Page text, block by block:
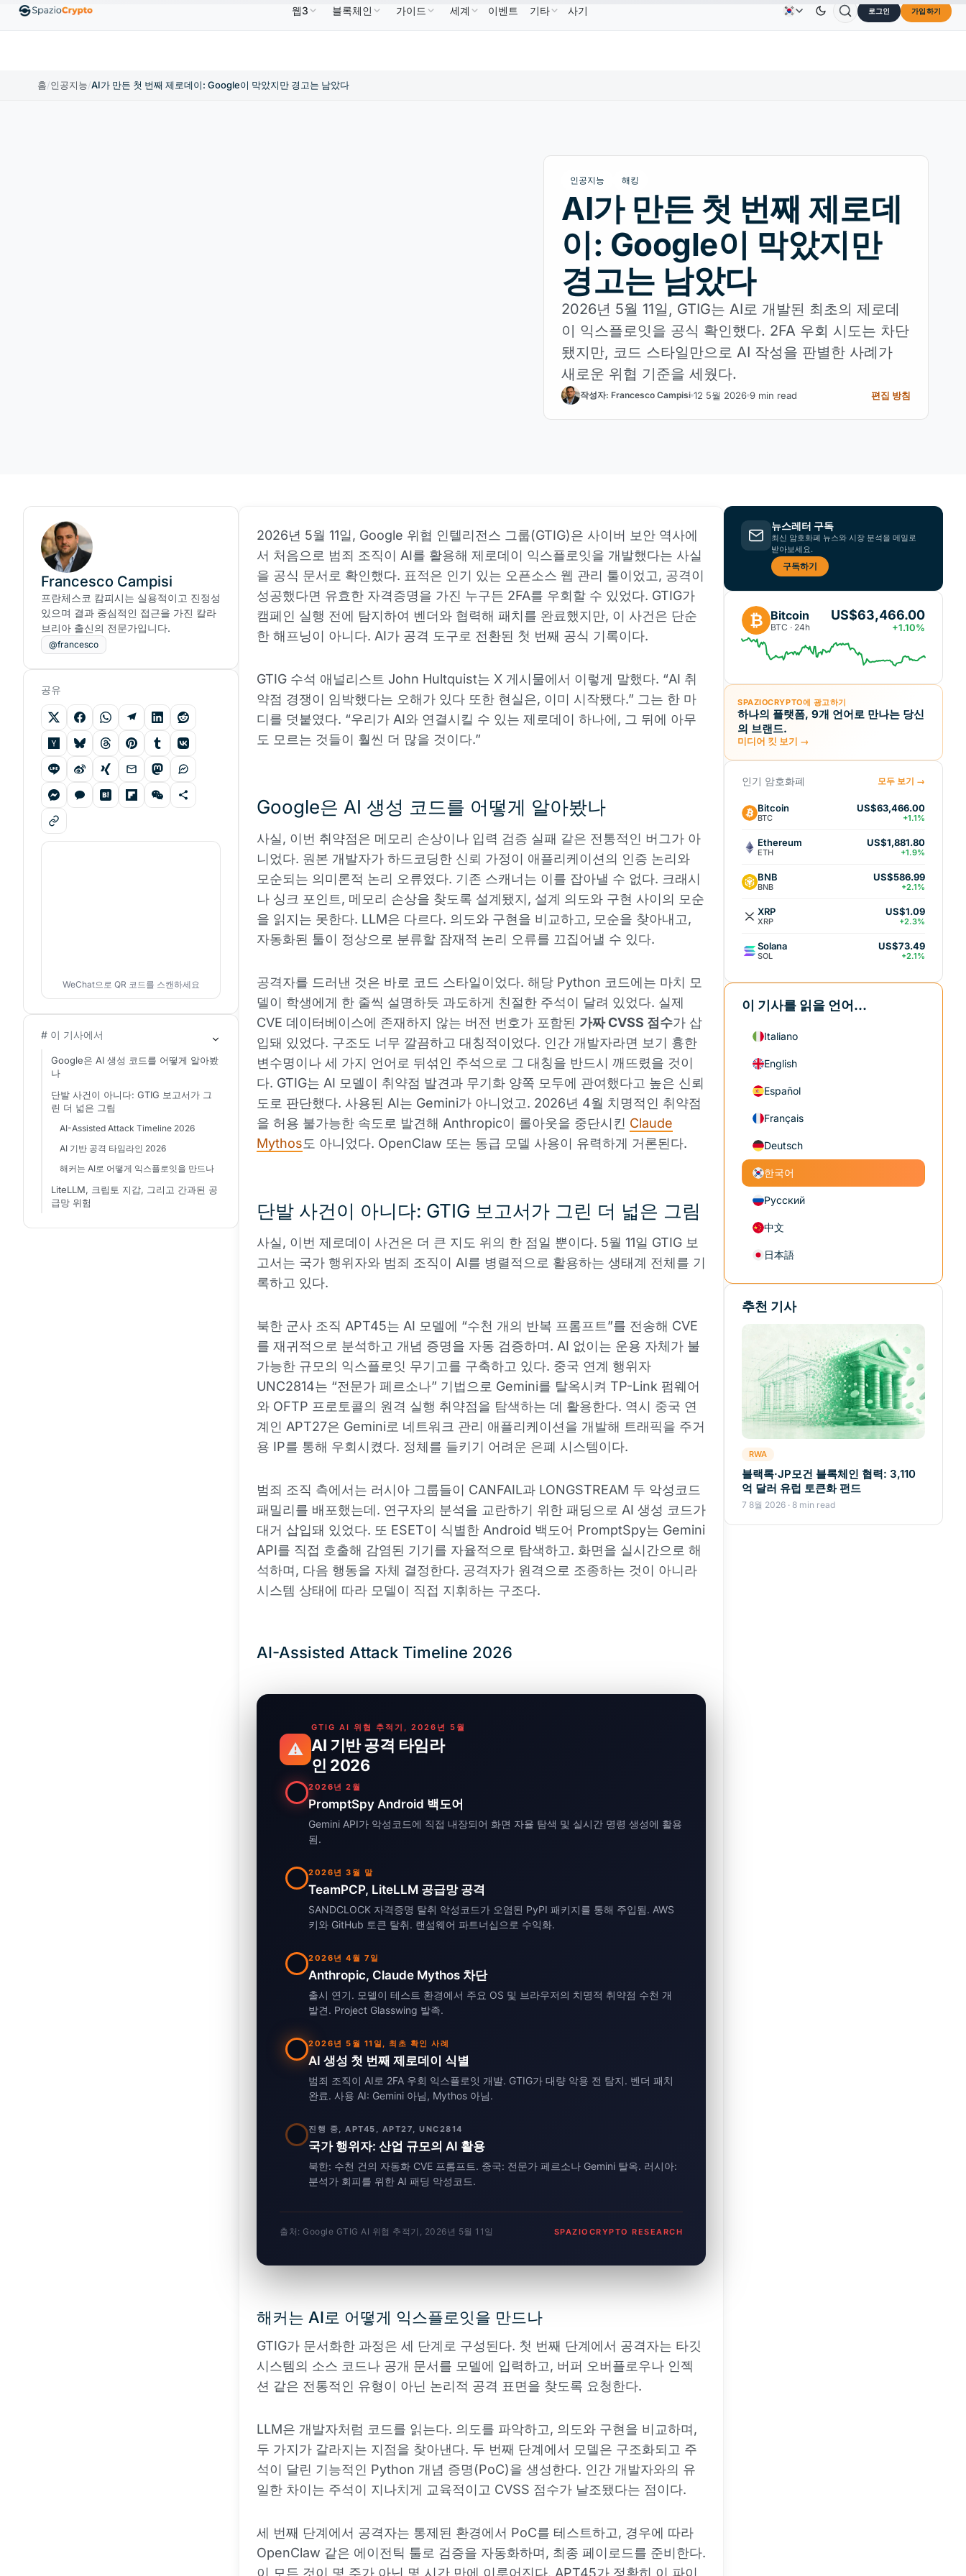
↑1.10% EthereumETHUS$1,880.58 ↑0.00% BNB BNBUS$586.64 ↑2.10% USDCUSDC US$0.9995 ↑0.00% XRPXRP TRON TRXUS$0.3264 ↓0.30% Dogecoin DOGE
문의하기회사 소개
웹3 블록체인 가이드 세계 이벤트 기타 사기 로그인 가입하기
홈/인공지능/AI가 만든 첫 번째 제로데이: Google이 막았지만 경고는 남았다
인공지능 해킹
AI가 만든 첫 번째 제로데
이: Google이 막았지만
경고는 남았다
2026년 5월 11일, GTIG는 AI로 개발된 최초의 제로데
이 익스플로잇을 공식 확인했다. 2FA 우회 시도는 차단
됐지만, 코드 스타일만으로 AI 작성을 판별한 사례가
새로운 위협 기준을 세웠다.
작성자: Francesco Campisi 12 5월 2026 9 min read 편집 방침
2026년 5월 11일, Google 위협 인텔리전스 그룹(GTIG)은 사이버 보안 역사에
서 처음으로 범죄 조직이 AI를 활용해 제로데이 익스플로잇을 개발했다는 사실
을 공식 문서로 확인했다. 표적은 인기 있는 오픈소스 웹 관리 툴이었고, 공격이
성공했다면 유효한 자격증명을 가진 누구든 2FA를 우회할 수 있었다. GTIG가
캠페인 실행 전에 탐지하여 벤더와 협력해 패치를 완료했지만, 이 사건은 단순
한 해프닝이 아니다. AI가 공격 도구로 전환된 첫 번째 공식 기록이다.
GTIG 수석 애널리스트 John Hultquist는 X 게시물에서 이렇게 말했다. “AI 취
약점 경쟁이 임박했다는 오해가 있다 또한 현실은, 이미 시작됐다.” 그는 한 마
디를 덧붙였다. “우리가 AI와 연결시킬 수 있는 제로데이 하나에, 그 뒤에 아무
도 모르는 것들이 훨씬 더 많을 것이다.”
Google은 AI 생성 코드를 어떻게 알아봤나
사실, 이번 취약점은 메모리 손상이나 입력 검증 실패 같은 전통적인 버그가 아
니었다. 원본 개발자가 하드코딩한 신뢰 가정이 애플리케이션의 인증 논리와
모순되는 의미론적 논리 오류였다. 기존 스캐너는 이를 잡아낼 수 없다. 크래시
나 싱크 포인트, 메모리 손상을 찾도록 설계됐지, 설계 의도와 구현 사이의 모순
을 읽지는 못한다. LLM은 다르다. 의도와 구현을 비교하고, 모순을 찾아내고,
자동화된 툴이 정상으로 분류할 잠재적 논리 오류를 끄집어낼 수 있다.
공격자를 드러낸 것은 바로 코드 스타일이었다. 해당 Python 코드에는 마치 모
델이 학생에게 한 줄씩 설명하듯 과도하게 친절한 주석이 달려 있었다. 실제
CVE 데이터베이스에 존재하지 않는 버전 번호가 포함된 가짜 CVSS 점수가 삽
입돼 있었다. 구조도 너무 깔끔하고 대칭적이었다. 인간 개발자라면 보기 흉한
변수명이나 세 가지 언어로 뒤섞인 주석으로 그 대칭을 반드시 깨뜨렸을 것이
다. GTIG는 AI 모델이 취약점 발견과 무기화 양쪽 모두에 관여했다고 높은 신뢰
도로 판단했다. 사용된 AI는 Gemini가 아니었고. 2026년 4월 치명적인 취약점
을 허용 불가능한 속도로 발견해 Anthropic이 롤아웃을 중단시킨 Claude
Mythos도 아니었다. OpenClaw 또는 동급 모델 사용이 유력하게 거론된다.
단발 사건이 아니다: GTIG 보고서가 그린 더 넓은 그림
사실, 이번 제로데이 사건은 더 큰 지도 위의 한 점일 뿐이다. 5월 11일 GTIG 보
고서는 국가 행위자와 범죄 조직이 AI를 병렬적으로 활용하는 생태계 전체를 기
록하고 있다.
북한 군사 조직 APT45는 AI 모델에 “수천 개의 반복 프롬프트”를 전송해 CVE
를 재귀적으로 분석하고 개념 증명을 자동 검증하며. AI 없이는 운용 자체가 불
가능한 규모의 익스플로잇 무기고를 구축하고 있다. 중국 연계 행위자
UNC2814는 “전문가 페르소나” 기법으로 Gemini를 탈옥시켜 TP-Link 펌웨어
와 OFTP 프로토콜의 원격 실행 취약점을 탐색하는 데 활용한다. 역시 중국 연
계인 APT27은 Gemini로 네트워크 관리 애플리케이션을 개발해 트래픽을 주거
용 IP를 통해 우회시켰다. 정체를 들키기 어려운 은폐 시스템이다.
범죄 조직 측에서는 러시아 그룹들이 CANFAIL과 LONGSTREAM 두 악성코드
패밀리를 배포했는데. 연구자의 분석을 교란하기 위한 패딩으로 AI 생성 코드가
대거 삽입돼 있었다. 또 ESET이 식별한 Android 백도어 PromptSpy는 Gemini
API를 직접 호출해 감염된 기기를 자율적으로 탐색하고. 화면을 실시간으로 해
석하며, 다음 행동을 자체 결정한다. 공격자가 원격으로 조종하는 것이 아니라
시스템 상태에 따라 모델이 직접 지휘하는 구조다.
AI-Assisted Attack Timeline 2026
⚠️
GTIG AI 위협 추적기, 2026년 5월
AI 기반 공격 타임라
인 2026
2026년 2월
PromptSpy Android 백도어
Gemini API가 악성코드에 직접 내장되어 화면 자율 탐색 및 실시간 명령 생성에 활용
됨.
2026년 3월 말
TeamPCP, LiteLLM 공급망 공격
SANDCLOCK 자격증명 탈취 악성코드가 오염된 PyPI 패키지를 통해 주입됨. AWS
키와 GitHub 토큰 탈취. 랜섬웨어 파트너십으로 수익화.
2026년 4월 7일
Anthropic, Claude Mythos 차단
출시 연기. 모델이 테스트 환경에서 주요 OS 및 브라우저의 치명적 취약점 수천 개
발견. Project Glasswing 발족.
2026년 5월 11일, 최초 확인 사례
AI 생성 첫 번째 제로데이 식별
범죄 조직이 AI로 2FA 우회 익스플로잇 개발. GTIG가 대량 악용 전 탐지. 벤더 패치
완료. 사용 AI: Gemini 아님, Mythos 아님.
진행 중, APT45, APT27, UNC2814
국가 행위자: 산업 규모의 AI 활용
북한: 수천 건의 자동화 CVE 프롬프트. 중국: 전문가 페르소나 Gemini 탈옥. 러시아:
분석가 회피를 위한 AI 패딩 악성코드.
출처: Google GTIG AI 위협 추적기, 2026년 5월 11일 SPAZIOCRYPTO RESEARCH
해커는 AI로 어떻게 익스플로잇을 만드나
GTIG가 문서화한 과정은 세 단계로 구성된다. 첫 번째 단계에서 공격자는 타깃
시스템의 소스 코드나 공개 문서를 모델에 입력하고, 버퍼 오버플로우나 인젝
션 같은 전통적인 유형이 아닌 논리적 공격 표면을 찾도록 요청한다.
LLM은 개발자처럼 코드를 읽는다. 의도를 파악하고, 의도와 구현을 비교하며,
두 가지가 갈라지는 지점을 찾아낸다. 두 번째 단계에서 모델은 구조화되고 주
석이 달린 기능적인 Python 개념 증명(PoC)을 생성한다. 인간 개발자와의 유
일한 차이는 주석이 지나치게 교육적이고 CVSS 점수가 날조됐다는 점이다.
세 번째 단계에서 공격자는 통제된 환경에서 PoC를 테스트하고, 경우에 따라
OpenClaw 같은 에이전틱 툴로 검증을 자동화하며, 최종 페이로드를 준비한다.
이 모든 것이 몇 주가 아닌 몇 시간 만에 이루어진다. APT45가 정확히 이 파이
Francesco Campisi
프란체스코 캄피시는 실용적이고 진정성
있으며 결과 중심적인 접근을 가진 칼라
브리아 출신의 전문가입니다.
@francesco
공유
WeChat으로 QR 코드를 스캔하세요
# 이 기사에서
Google은 AI 생성 코드를 어떻게 알아봤
나
단발 사건이 아니다: GTIG 보고서가 그
린 더 넓은 그림
AI-Assisted Attack Timeline 2026
AI 기반 공격 타임라인 2026
해커는 AI로 어떻게 익스플로잇을 만드나
LiteLLM, 크립토 지갑, 그리고 간과된 공
급망 위험
뉴스레터 구독
최신 암호화폐 뉴스와 시장 분석을 메일로
받아보세요.
구독하기
₿ Bitcoin
BTC · 24h
US$63,466.00
+1.10%
SPAZIOCRYPTO에 광고하기
하나의 플랫폼, 9개 언어로 만나는 당신
의 브랜드.
미디어 킷 보기 →
인기 암호화폐 모두 보기 →
Bitcoin
BTC
US$63,466.00
+1.1%
Ethereum
ETH
US$1,881.80
+1.9%
BNB
BNB
US$586.99
+2.1%
XRP
XRP
US$1.09
+2.3%
Solana
SOL
US$73.49
+2.1%
이 기사를 읽을 언어...
Italiano
English
Español
Français
Deutsch
한국어
Русский
中文
日本語
추천 기사
RWA
블랙록·JP모건 블록체인 협력: 3,110
억 달러 유럽 토큰화 펀드
7 8월 2026 · 8 min read